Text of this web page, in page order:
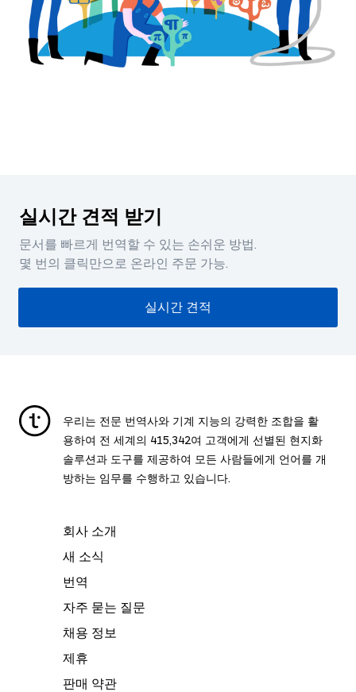
실시간 견적 받기
문서를 빠르게 번역할 수 있는 손쉬운 방법.
몇 번의 클릭만으로 온라인 주문 가능.
실시간 견적
우리는 전문 번역사와 기계 지능의 강력한 조합을 활
용하여 전 세계의 415,342여 고객에게 선별된 현지화
솔루션과 도구를 제공하여 모든 사람들에게 언어를 개
방하는 임무를 수행하고 있습니다.
회사 소개
새 소식
번역
자주 묻는 질문
채용 정보
제휴
판매 약관